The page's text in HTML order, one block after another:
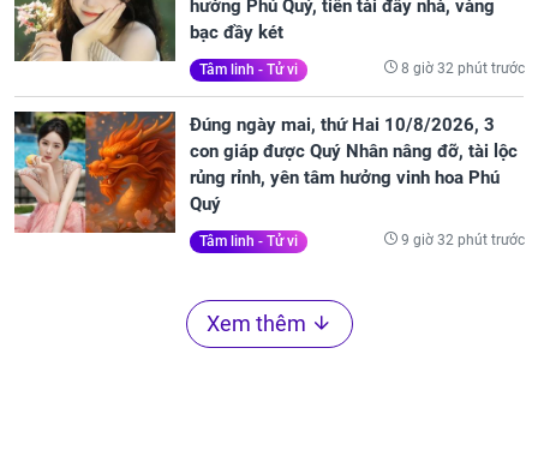
hưởng Phú Quý, tiền tài đầy nhà, vàng
bạc đầy két
Tâm linh - Tử vi 8 giờ 32 phút trước
Đúng ngày mai, thứ Hai 10/8/2026, 3
con giáp được Quý Nhân nâng đỡ, tài lộc
rủng rỉnh, yên tâm hưởng vinh hoa Phú
Quý
Tâm linh - Tử vi 9 giờ 32 phút trước
Xem thêm